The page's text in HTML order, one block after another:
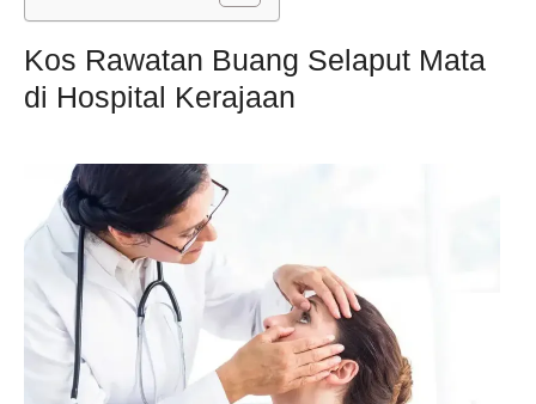
Kos Rawatan Buang Selaput Mata
di Hospital Kerajaan